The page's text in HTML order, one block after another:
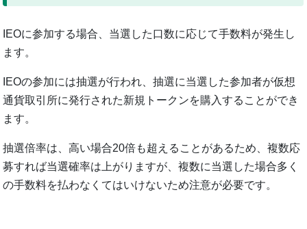
IEOに参加する場合、当選した口数に応じて手数料が発生し
ます。
IEOの参加には抽選が行われ、抽選に当選した参加者が仮想
通貨取引所に発行された新規トークンを購入することができ
ます。
抽選倍率は、高い場合20倍も超えることがあるため、複数応
募すれば当選確率は上がりますが、複数に当選した場合多く
の手数料を払わなくてはいけないため注意が必要です。